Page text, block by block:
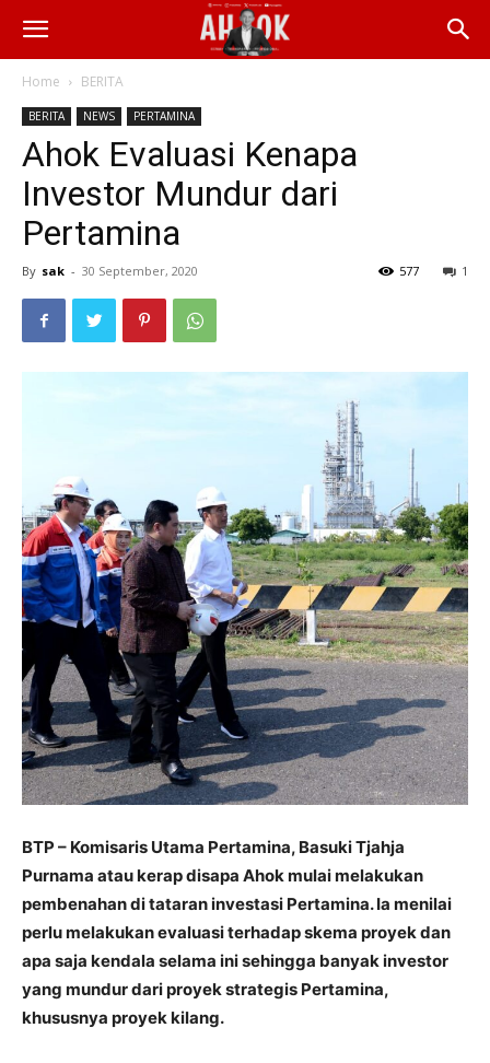
Home BERITA
BERITA NEWS PERTAMINA
Ahok Evaluasi Kenapa
Investor Mundur dari
Pertamina
By sak - 30 September, 2020 1
577
BTP – Komisaris Utama Pertamina, Basuki Tjahja
Purnama atau kerap disapa Ahok mulai melakukan
pembenahan di tataran investasi Pertamina. Ia menilai
perlu melakukan evaluasi terhadap skema proyek dan
apa saja kendala selama ini sehingga banyak investor
yang mundur dari proyek strategis Pertamina,
khususnya proyek kilang.